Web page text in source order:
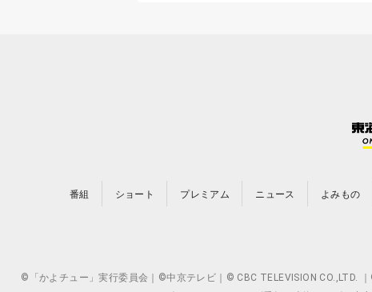
番組 ショート プレミアム ニュース よみもの
©「かよチュー」実行委員会｜©中京テレビ｜© CBC TELEVISION CO.,LTD.